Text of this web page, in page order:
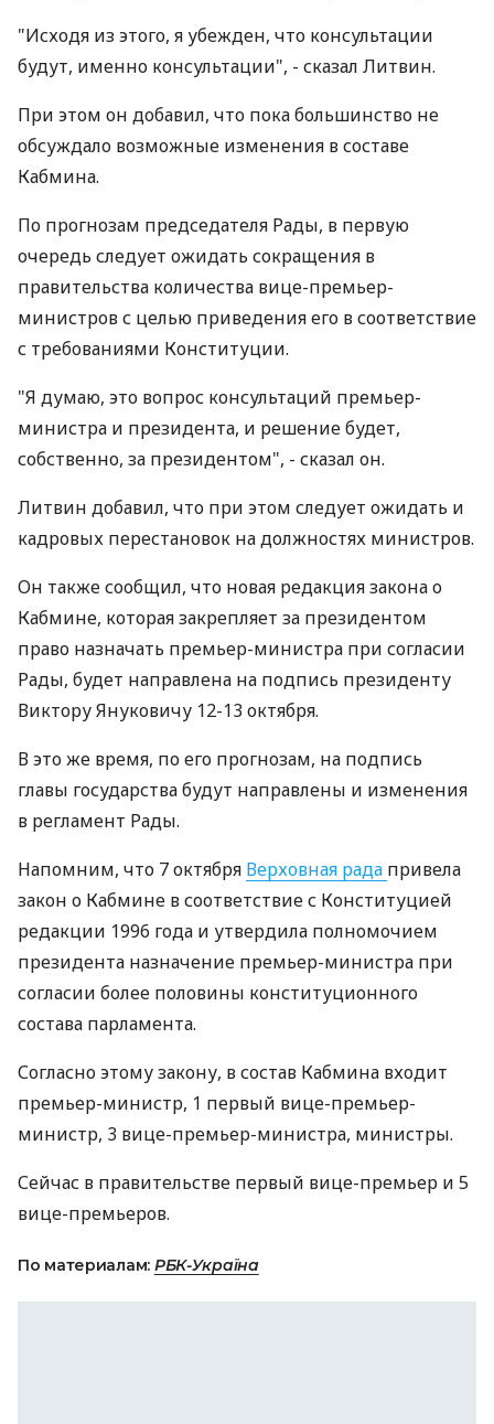
"Исходя из этого, я убежден, что консультации
будут, именно консультации", - сказал Литвин.
При этом он добавил, что пока большинство не
обсуждало возможные изменения в составе
Кабмина.
По прогнозам председателя Рады, в первую
очередь следует ожидать сокращения в
правительства количества вице-премьер-
министров с целью приведения его в соответствие
с требованиями Конституции.
"Я думаю, это вопрос консультаций премьер-
министра и президента, и решение будет,
собственно, за президентом", - сказал он.
Литвин добавил, что при этом следует ожидать и
кадровых перестановок на должностях министров.
Он также сообщил, что новая редакция закона о
Кабмине, которая закрепляет за президентом
право назначать премьер-министра при согласии
Рады, будет направлена на подпись президенту
Виктору Януковичу 12-13 октября.
В это же время, по его прогнозам, на подпись
главы государства будут направлены и изменения
в регламент Рады.
Напомним, что 7 октября Верховная рада привела
закон о Кабмине в соответствие с Конституцией
редакции 1996 года и утвердила полномочием
президента назначение премьер-министра при
согласии более половины конституционного
состава парламента.
Согласно этому закону, в состав Кабмина входит
премьер-министр, 1 первый вице-премьер-
министр, 3 вице-премьер-министра, министры.
Сейчас в правительстве первый вице-премьер и 5
вице-премьеров.
По материалам: РБК-Україна